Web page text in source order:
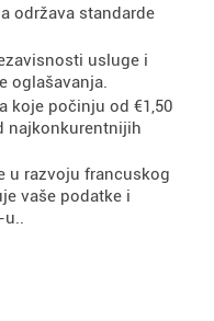
održava standarde
usluge i
oglašavanja.
koje počinju od €1,50
najkonkurentnijih
u razvoju francuskog
vaše podatke i
u..